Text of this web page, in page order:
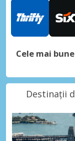
Cele mai
Destinații